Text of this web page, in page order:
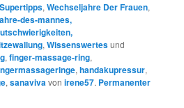
Supertipps, Wechseljahre Der Frauen,
des-mannes,
, Wissenswertesund
, finger-massage-ring,
, handakupressur,
, sanavivavon irene57. Permanenter